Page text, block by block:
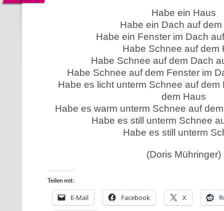
Habe ein Haus
Habe ein Dach auf
Habe ein Fenster im Dach
Habe Schnee auf dem
Habe Schnee auf dem Dach
Habe Schnee auf dem Fenster im
Habe es licht unterm Schnee auf dem
dem Haus
Habe es warm unterm Schnee auf
Habe es still unterm Schnee
Habe es still unterm
(Doris Mühringer)
Teilen mit:
E-Mail Facebook X